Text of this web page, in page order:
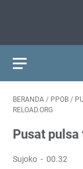
BERANDA / PPOB /
RELOAD.ORG
Pusat
Sujoko 00.32